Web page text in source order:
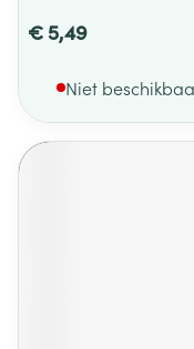
€ 5,49
Niet